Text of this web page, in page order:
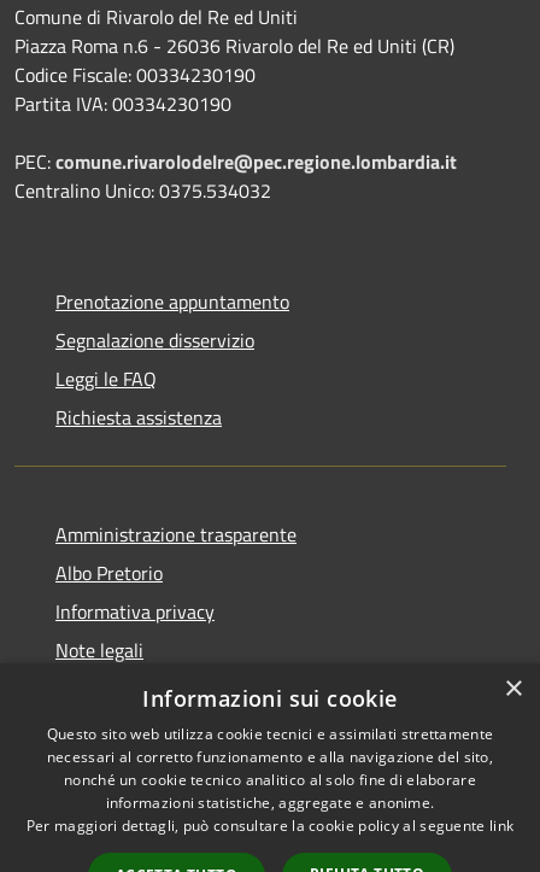
Comune di Rivarolo del Re ed Uniti
Piazza Roma n.6 - 26036 Rivarolo del Re ed Uniti (CR)
Codice Fiscale: 00334230190
Partita IVA: 00334230190
PEC:comune.rivarolodelre@pec.regione.lombardia.it
Centralino Unico: 0375.534032
Prenotazione appuntamento
Segnalazione disservizio
Leggi le FAQ
Richiesta assistenza
Amministrazione trasparente
Albo Pretorio
Informativa privacy
Note legali
Dichiarazione di accessibilità
Accessibilità
Copyright © 2026 • Comune di
Rivarolo del Re ed Uniti •
×
Informazioni sui cookie
Questo sito web utilizza cookie tecnici e assimilati strettamente
necessari al corretto funzionamento e alla navigazione del sito,
nonché un cookie tecnico analitico al solo fine di elaborare
informazioni statistiche, aggregate e anonime.
Per maggiori dettagli, può consultare la cookie policy al seguente link